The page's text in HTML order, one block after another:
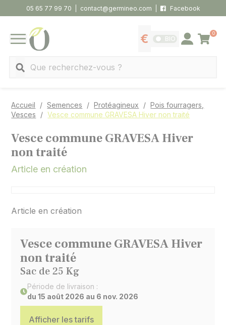
05 65 77 99 70 contact@germineo.com Facebook
MENU
Afficher les tarifs
BIO Se connecter
0
Panier
Accueil Semences Protéagineux
Pois fourragers,
Vesces
Vesce commune GRAVESA Hiver non traité
Vesce commune GRAVESA Hiver
non traité
Article en création
Article en création
Vesce commune GRAVESA Hiver
non traité
Sac de 25 Kg
Période de livraison :
du 15 août 2026 au 6 nov. 2026
Afficher les tarifs
Panneau de gestion des cookies